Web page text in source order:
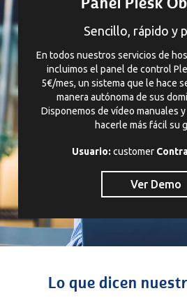
Sencillo, rápido y
En todos nuestros servicios de
incluimos el panel de control
5€/mes, un sistema que le hace
manera autónoma de sus
Disponemos de vídeo manuales
hacerle más fácil su
Usuario: customer
Ver Demo
Lo que dicen